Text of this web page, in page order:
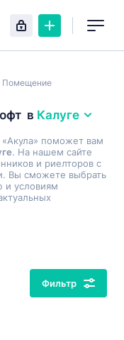
Помещение
в Калуге
поможет вам
. На нашем сайте
и риелторов с
Вы сможете выбрать
и условиям
Фильтр